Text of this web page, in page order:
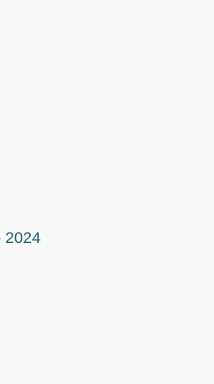
2024